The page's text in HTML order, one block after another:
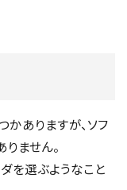
ありますが、ソフ
ません。
を選ぶようなこと